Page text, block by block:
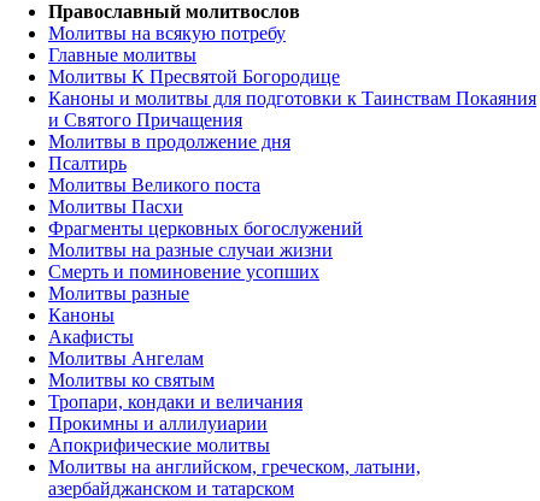
Православный молитвослов
Молитвы на всякую потребу
Главные молитвы
Молитвы К Пресвятой Богородице
Каноны и молитвы для подготовки к Таинствам Покаяния
и Святого Причащения
Молитвы в продолжение дня
Псалтирь
Молитвы Великого поста
Молитвы Пасхи
Фрагменты церковных богослужений
Молитвы на разные случаи жизни
Смерть и поминовение усопших
Молитвы разные
Каноны
Акафисты
Молитвы Ангелам
Молитвы ко святым
Тропари, кондаки и величания
Прокимны и аллилуиарии
Апокрифические молитвы
Молитвы на английском, греческом, латыни,
азербайджанском и татарском